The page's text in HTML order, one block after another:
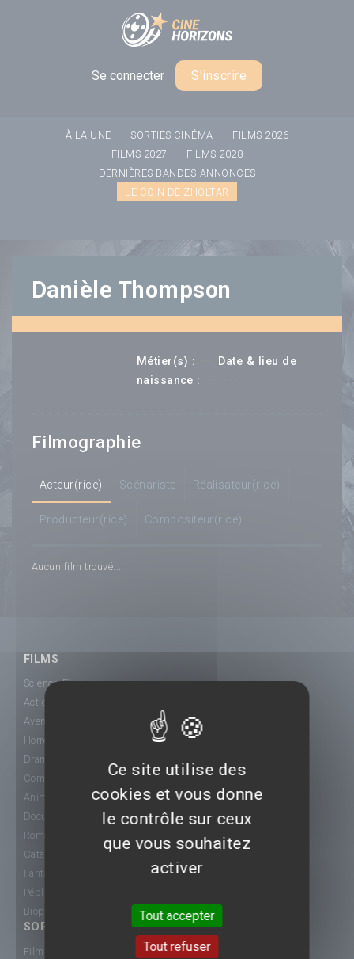
Se connecter S'inscrire
À LA UNE SORTIES CINÉMA
FILMS 2026
FILMS 2027
FILMS 2028
DERNIÈRES BANDES-ANNONCES
LE COIN DE ZHOLTAR
Danièle Thompson
Métier(s) :
Date & lieu de
naissance :
Filmographie
Acteur(rice) Scénariste Réalisateur(rice)
Producteur(rice) Compositeur(rice)
Aucun film trouvé...
FILMS
Science-Fiction
Action
Aventure
Horreur
Drame
Comédie
Animation
Documentaire
Romance
Catastrophe
Fantastique
Péplum
Biopic
SORTIE CINÉ
Films 2015
Panneau de gestion des cookies
Ce site utilise des
cookies et vous donne
le contrôle sur ceux
que vous souhaitez
activer
Tout accepter
Tout refuser